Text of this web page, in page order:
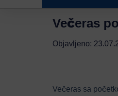
Večeras
Objavljeno:
Večeras sa